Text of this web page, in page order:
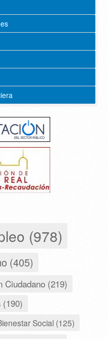
(978)
(405)
Ciudadano (219)
(190)
Social (125)